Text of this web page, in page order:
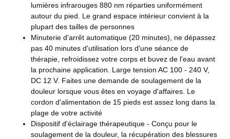
lumières infrarouges 880 nm réparties uniformément
autour du pied. Le grand espace intérieur convient à la
plupart des tailles de personnes
Minuterie d'arrêt automatique (20 minutes), ne dépassez
pas 40 minutes d'utilisation lors d'une séance de
thérapie, refroidissez votre corps et buvez de l'eau avant
la prochaine application. Large tension AC 100 - 240 V,
DC 12 V. Faites une demande de soulagement de la
douleur lorsque vous êtes en voyage d'affaires. Le
cordon d'alimentation de 15 pieds est assez long dans la
plage de votre activité
Dispositif d'éclairage thérapeutique - Conçu pour le
soulagement de la douleur, la récupération des blessures